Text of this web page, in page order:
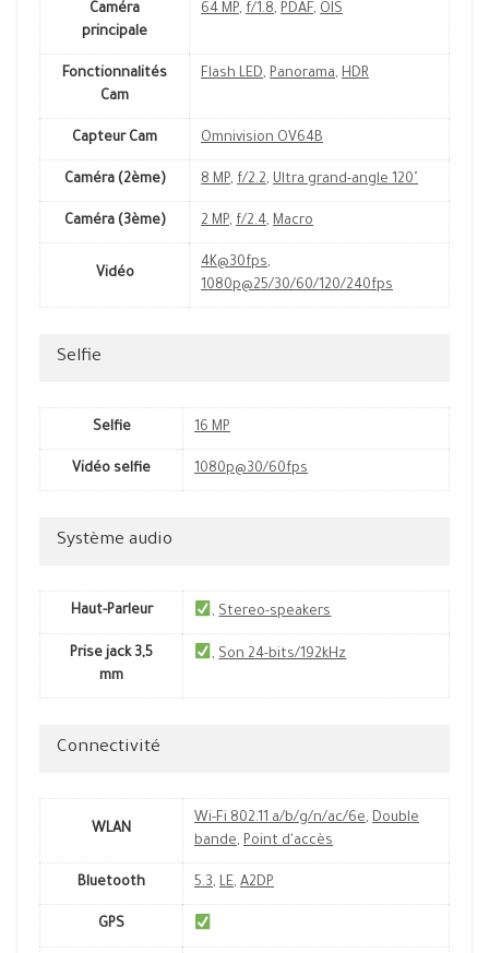
Caméra
principale
64 MP, f/1.8, PDAF, OIS
Fonctionnalités
Cam
Flash LED, Panorama, HDR
Capteur Cam Omnivision OV64B
Caméra (2ème) 8 MP, f/2.2, Ultra grand-angle 120˚
Caméra (3ème) 2 MP, f/2.4, Macro
Vidéo
4K@30fps,
1080p@25/30/60/120/240fps
Selfie
Selfie 16 MP
Vidéo selfie 1080p@30/60fps
Système audio
Haut-Parleur ,Stereo-speakers
Prise jack 3,5
mm
,Son 24-bits/192kHz
Connectivité
WLAN
Wi-Fi 802.11 a/b/g/n/ac/6e, Double
bande, Point d'accès
Bluetooth 5.3, LE, A2DP
GPS